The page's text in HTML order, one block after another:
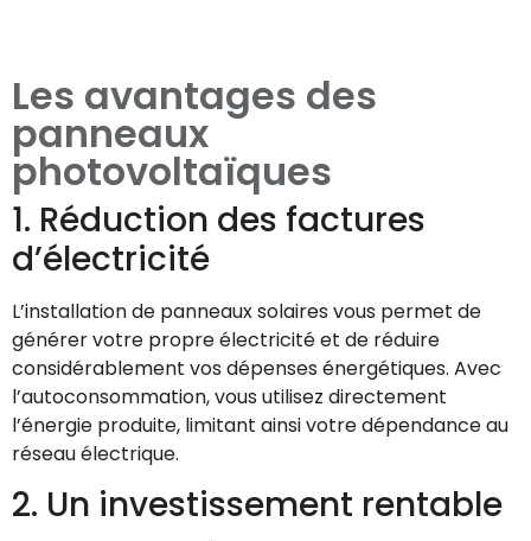
Les avantages des
panneaux
photovoltaïques
1. Réduction des factures
d’électricité
L’installation de panneaux solaires vous permet de
générer votre propre électricité et de réduire
considérablement vos dépenses énergétiques. Avec
l’autoconsommation, vous utilisez directement
l’énergie produite, limitant ainsi votre dépendance au
réseau électrique.
2. Un investissement rentable